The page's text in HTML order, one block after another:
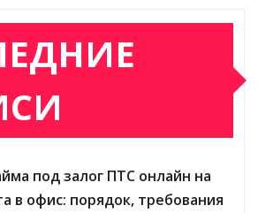
под залог ПТС онлайн на
в офис: порядок, требования